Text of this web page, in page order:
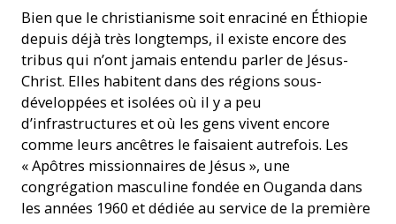
Bien que le christianisme soit enraciné en Éthiopie
depuis déjà très longtemps, il existe encore des
tribus qui n’ont jamais entendu parler de Jésus-
Christ. Elles habitent dans des régions sous-
développées et isolées où il y a peu
d’infrastructures et où les gens vivent encore
comme leurs ancêtres le faisaient autrefois. Les
« Apôtres missionnaires de Jésus », une
congrégation masculine fondée en Ouganda dans
les années 1960 et dédiée au service de la première